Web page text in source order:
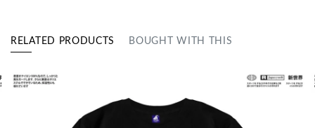
RELATED PRODUCTS BOUGHT WITH THIS